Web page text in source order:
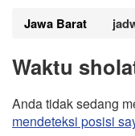
Jawa Barat
Waktu
Anda tidak sedang
mendeteksi posisi